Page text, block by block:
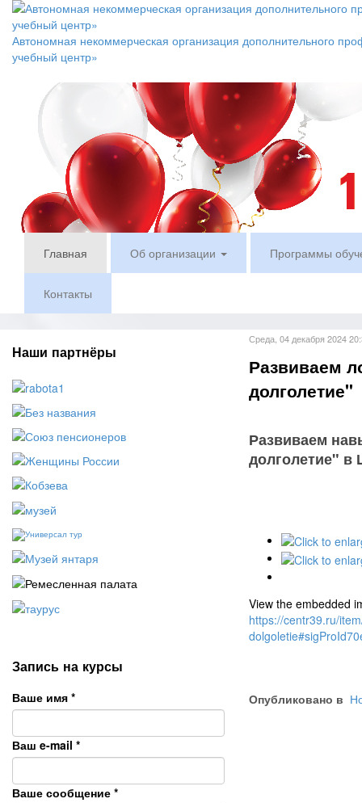
Автономная некоммерческая организация дополнительного
учебный центр»
Главная Об организации Программы
Контакты
Среда, 04 декабря 2024
Развиваем
долголетие"
Развиваем
долголетие" в
View the embedded
https://centr39.ru/
Опубликовано в
Наши партнёры
Запись на курсы
Ваше имя *
Ваш e-mail *
Ваше сообщение *